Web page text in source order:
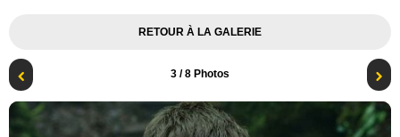
RETOUR À LA GALERIE
3 / 8 Photos